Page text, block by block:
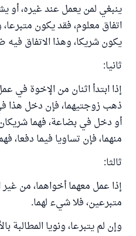
ينبغي لمن يعمل عند غيره، أو
اتفاق معلوم، فقد يكون
يكون شريكا، وهذا الاتفاق فيه
ثانيا:
إذا ابتدأ اثنان من الإخوة
ذهب زوجتيهما، فإن دخل
أو دخل في بضاعة، فهما
منهما، فإن تساويا فيما دفعا،
ثالثا:
إذا عمل معهما أخواهما، من
متبرعين، فلا شيء لهما.
وإن لم يتبرعا، ونويا المطالبة